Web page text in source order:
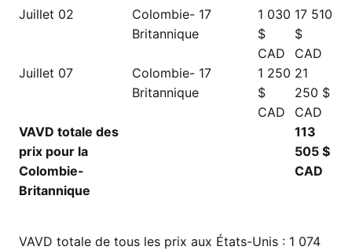
Juillet 02
Colombie-
Britannique
17
1 030
$
CAD
17 510
$
CAD
Juillet 07
Colombie-
Britannique
17
1 250
$
CAD
21
250 $
CAD
VAVD totale des
prix pour la
Colombie-
Britannique
113
505 $
CAD
VAVD totale de tous les prix aux États-Unis : 1 074